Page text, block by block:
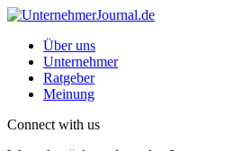
Über uns
Unternehmer
Ratgeber
Meinung
Connect with us